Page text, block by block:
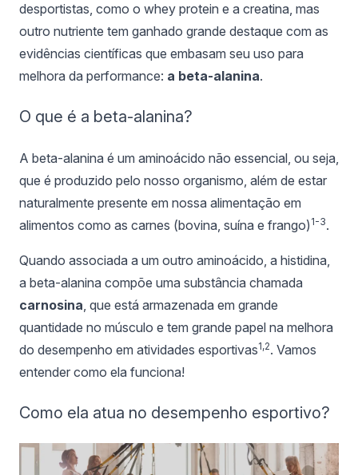
desportistas, como o whey protein e a creatina, mas
outro nutriente tem ganhado grande destaque com as
evidências científicas que embasam seu uso para
melhora da performance: a beta-alanina.
O que é a beta-alanina?
A beta-alanina é um aminoácido não essencial, ou seja,
que é produzido pelo nosso organismo, além de estar
naturalmente presente em nossa alimentação em
alimentos como as carnes (bovina, suína e frango) 1-3.
Quando associada a um outro aminoácido, a histidina,
a beta-alanina compõe uma substância chamada
carnosina, que está armazenada em grande
quantidade no músculo e tem grande papel na melhora
do desempenho em atividades esportivas1,2. Vamos
entender como ela funciona!
Como ela atua no desempenho esportivo?